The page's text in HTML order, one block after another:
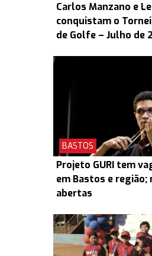
Carlos Manzano e
conquistam o
de Golfe – Julho de
BASTOS
Projeto GURI tem
em Bastos e
abertas